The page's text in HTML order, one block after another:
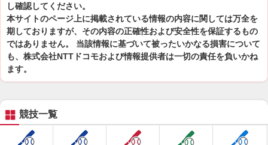
し確認してください。
本サイトのページ上に掲載されている情報の内容に関しては万全を
期しておりますが、その内容の正確性および安全性を保証するもの
ではありません。 当該情報に基づいて被ったいかなる損害について
も、株式会社NTTドコモおよび情報提供者は一切の責任を負いかね
ます。
競技一覧